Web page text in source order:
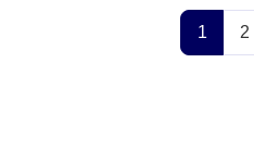
1 2